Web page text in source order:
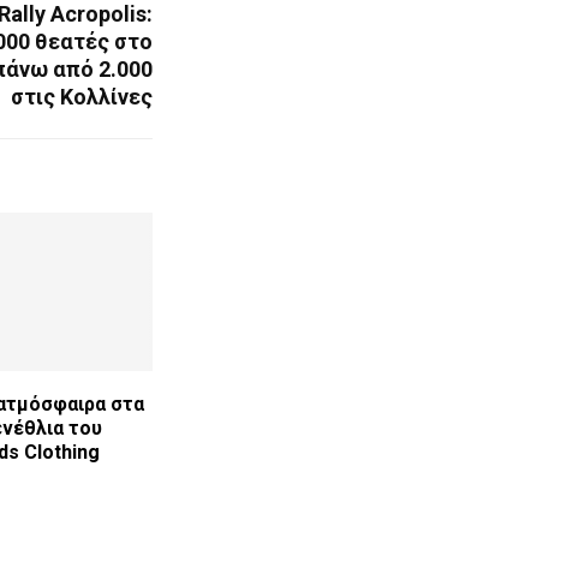
Acropolis:
θεατές στο
από 2.000
στις Κολλίνες
ατμόσφαιρα στα
του
Clothing